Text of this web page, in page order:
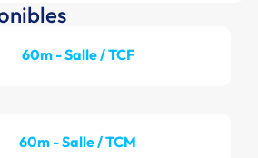
60m - Salle / TCF
60m - Salle / TCM